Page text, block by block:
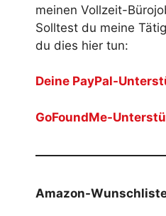
meinen Vollzeit-
Solltest du meine
du dies hier tun:
Deine PayPal-
GoFoundMe-
Amazon-